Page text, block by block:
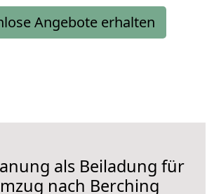
Angebote erhalten
als Beiladung für
nach Berching